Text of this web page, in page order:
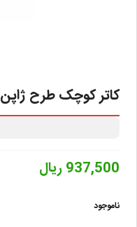
کاتر کوچک طرح ژاپن HUFER
937,500 ریال
ناموجود